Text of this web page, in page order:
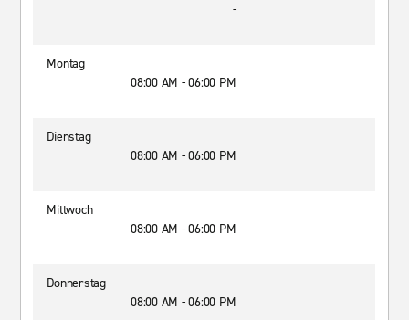
-
Montag
08:00 AM - 06:00 PM
Dienstag
08:00 AM - 06:00 PM
Mittwoch
08:00 AM - 06:00 PM
Donnerstag
08:00 AM - 06:00 PM